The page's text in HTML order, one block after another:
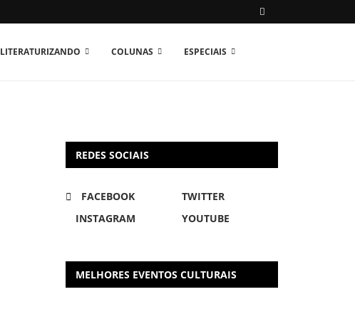
LITERATURIZANDO COLUNAS ESPECIAIS
REDES SOCIAIS
FACEBOOK
TWITTER
INSTAGRAM
YOUTUBE
MELHORES EVENTOS CULTURAIS